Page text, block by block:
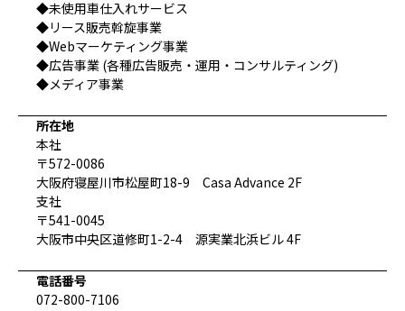
◆未使用車仕入れサービス
◆リース販売斡旋事業
◆Webマーケティング事業
◆広告事業 (各種広告販売・運用・コンサルティング)
◆メディア事業
所在地
本社
〒572-0086
大阪府寝屋川市松屋町18-9 Casa Advance 2F
支社
〒541-0045
大阪市中央区道修町1-2-4 源実業北浜ビル 4F
電話番号
072-800-7106